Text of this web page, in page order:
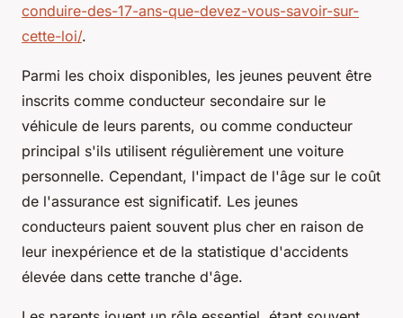
conduire-des-17-ans-que-devez-vous-savoir-sur-
cette-loi/.
Parmi les choix disponibles, les jeunes peuvent être
inscrits comme conducteur secondaire sur le
véhicule de leurs parents, ou comme conducteur
principal s'ils utilisent régulièrement une voiture
personnelle. Cependant, l'impact de l'âge sur le coût
de l'assurance est significatif. Les jeunes
conducteurs paient souvent plus cher en raison de
leur inexpérience et de la statistique d'accidents
élevée dans cette tranche d'âge.